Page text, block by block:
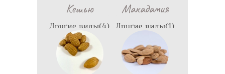
Кешью
Другие виды(4)
1,788
Макадамия
Другие виды(1)
1,390